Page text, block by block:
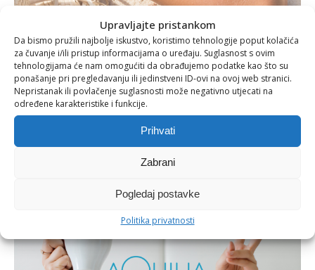
Upravljajte pristankom
Da bismo pružili najbolje iskustvo, koristimo tehnologije poput kolačića
za čuvanje i/ili pristup informacijama o uređaju. Suglasnost s ovim
tehnologijama će nam omogućiti da obrađujemo podatke kao što su
ponašanje pri pregledavanju ili jedinstveni ID-ovi na ovoj web stranici.
Nepristanak ili povlačenje suglasnosti može negativno utjecati na
određene karakteristike i funkcije.
Prihvati
Zabrani
Pogledaj postavke
Politika privatnosti